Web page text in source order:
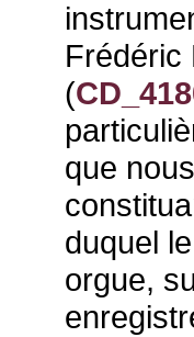
Frédéric
(
que
duquel
orgue,